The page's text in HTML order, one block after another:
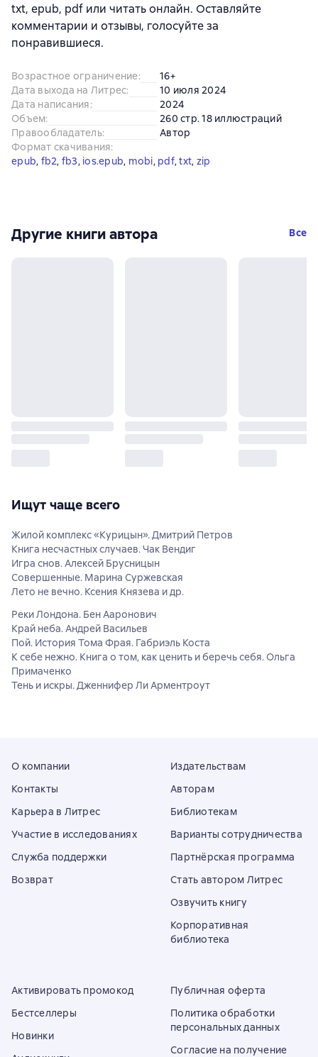
txt, epub, pdf или читать онлайн. Оставляйте
комментарии и отзывы, голосуйте за
понравившиеся.
Возрастное ограничение:
16+
Дата выхода на Литрес:
10 июля 2024
Дата написания:
2024
Объем:
260 стр. 18 иллюстраций
Правообладатель:
Автор
Формат скачивания:
epub, fb2, fb3, ios.epub, mobi, pdf, txt, zip
Другие книги автора Все
Ищут чаще всего
Жилой комплекс «Курицын». Дмитрий Петров
Книга несчастных случаев. Чак Вендиг
Игра снов. Алексей Брусницын
Совершенные. Марина Суржевская
Лето не вечно. Ксения Князева и др.
Реки Лондона. Бен Ааронович
Край неба. Андрей Васильев
Пой. История Тома Фрая. Габриэль Коста
К себе нежно. Книга о том, как ценить и беречь себя. Ольга
Примаченко
Тень и искры. Дженнифер Ли Арментроут
О компании
Контакты
Карьера в Литрес
Участие в исследованиях
Служба поддержки
Возврат
Издательствам
Авторам
Библиотекам
Варианты сотрудничества
Партнёрская программа
Стать автором Литрес
Озвучить книгу
Корпоративная
библиотека
Активировать промокод
Бестселлеры
Новинки
Публичная оферта
Политика обработки
персональных данных
Согласие на получение